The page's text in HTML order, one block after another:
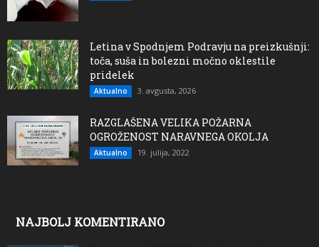
Letina v Spodnjem Podravju na preizkušnji:
toča, suša in bolezni močno oklestile
pridelek
Aktualno 3. avgusta, 2026
RAZGLAŠENA VELIKA POŽARNA
OGROŽENOST NARAVNEGA OKOLJA
Aktualno 19. julija, 2022
NAJBOLJ KOMENTIRANO